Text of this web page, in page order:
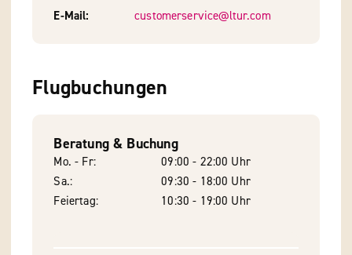
E-Mail
customerservice@ltur.com
Flugbuchungen
Beratung & Buchung
Mo. - Fr
09:00 - 22:00 Uhr
Sa.
09:30 - 18:00 Uhr
Feiertag
10:30 - 19:00 Uhr